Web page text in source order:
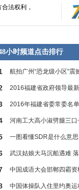
法权利，
小时频道点击排行
航拍广州“恐龙级小区”震
2016福建省政府领导最
2016年福建省委常委名
河南工大高小淑劈腿三
一图看懂SDR是什么意
武汉姑娘大马沉船遇难
中国成语大会邯郸四霸资
中国体操队入住里约奥